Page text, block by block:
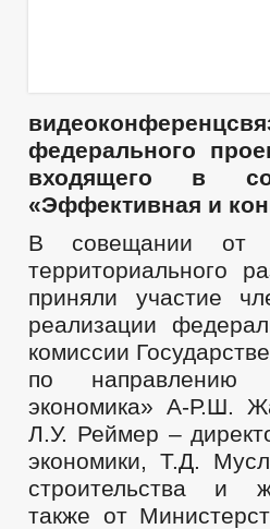
федерального
входящего в
«Эффективная и
В совещании от
территориального
приняли участие
реализации
комиссии
по направлению
экономика» А-Р.Ш.
Л.У. Реймер –
экономики, Т.Д.
строительства и
также от